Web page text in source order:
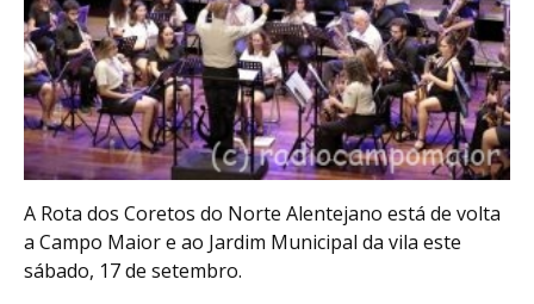
A Rota dos Coretos do Norte Alentejano está de volta
a Campo Maior e ao Jardim Municipal da vila este
sábado, 17 de setembro.